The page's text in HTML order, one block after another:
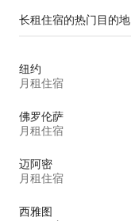
长租住宿的热门目的地
纽约
月租住宿
佛罗伦萨
月租住宿
迈阿密
月租住宿
西雅图